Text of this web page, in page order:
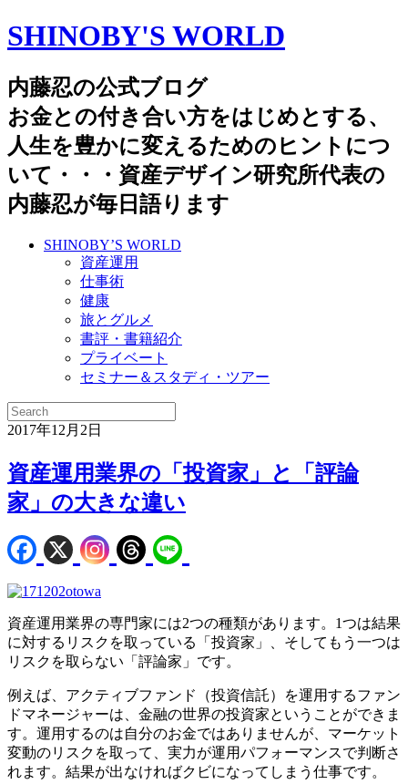
SHINOBY'S WORLD
内藤忍の公式ブログ
お金との付き合い方をはじめとする、
人生を豊かに変えるためのヒントにつ
いて・・・資産デザイン研究所代表の
内藤忍が毎日語ります
SHINOBY’S WORLD
資産運用
仕事術
健康
旅とグルメ
書評・書籍紹介
プライベート
セミナー＆スタディ・ツアー
2017年12月2日
資産運用業界の「投資家」と「評論
家」の大きな違い
資産運用業界の専門家には2つの種類があります。1つは結果
に対するリスクを取っている「投資家」、そしてもう一つは
リスクを取らない「評論家」です。
例えば、アクティブファンド（投資信託）を運用するファン
ドマネージャーは、金融の世界の投資家ということができま
す。運用するのは自分のお金ではありませんが、マーケット
変動のリスクを取って、実力が運用パフォーマンスで判断さ
れます。結果が出なければクビになってしまう仕事です。